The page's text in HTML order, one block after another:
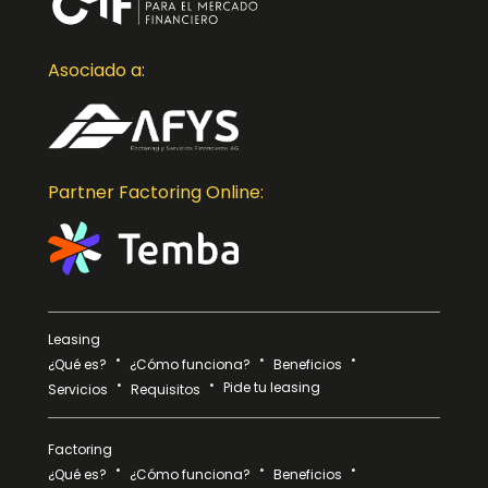
Asociado a:
Partner Factoring Online:
Leasing
¿Qué es?
¿Cómo funciona?
Beneficios
Servicios
Requisitos Pide tu leasing
Factoring
¿Qué es?
¿Cómo funciona?
Beneficios